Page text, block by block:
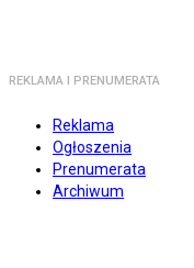
REKLAMA I PRENUMERATA
Reklama
Ogłoszenia
Prenumerata
Archiwum